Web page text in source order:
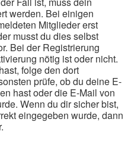
werden. Bei einigen
Mitglieder erst
musst du dies selbst
Bei der Registrierung
nötig ist oder nicht.
folge den dort
prüfe, ob du deine E-
hast oder die E-Mail von
Wenn du dir sicher bist,
eingegeben wurde, dann